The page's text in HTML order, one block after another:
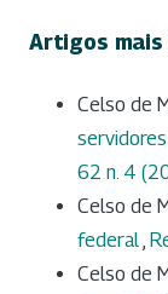
Artigos mais
Celso de
62 n. 4
Celso de
federal,
Celso de